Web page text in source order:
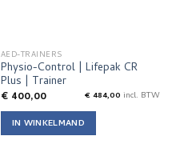
AED-TRAINERS
Physio-Control | Lifepak CR
Plus | Trainer
€400,00 €484,00 incl. BTW
IN WINKELMAND